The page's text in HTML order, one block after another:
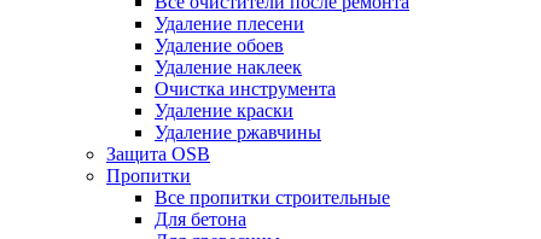
Удаление плесени
Удаление обоев
Удаление наклеек
Очистка инструмента
Удаление краски
Удаление ржавчины
Защита OSB
Пропитки
Все пропитки строительные
Для бетона